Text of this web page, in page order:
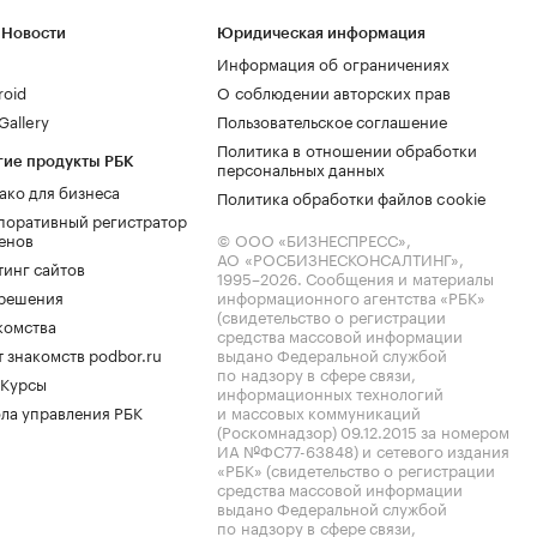
продукты РБК
для бизнеса
регистратор
сайтов
знакомств podbor.ru
управления РБК
Юридическая информация
Информация об ограничениях
О соблюдении авторских прав
Пользовательское соглашение
Политика в отношении обработки
персональных данных
Политика обработки файлов cookie
© ООО «БИЗНЕСПРЕСС»,
АО «РОСБИЗНЕСКОНСАЛТИНГ»,
1995–2026. Сообщения и материалы
информационного агентства «РБК»
(свидетельство о регистрации
средства массовой информации
выдано Федеральной службой
по надзору в сфере связи,
информационных технологий
и массовых коммуникаций
(Роскомнадзор) 09.12.2015 за номером
ИА №ФС77-63848) и сетевого издания
«РБК» (свидетельство о регистрации
средства массовой информации
выдано Федеральной службой
по надзору в сфере связи,